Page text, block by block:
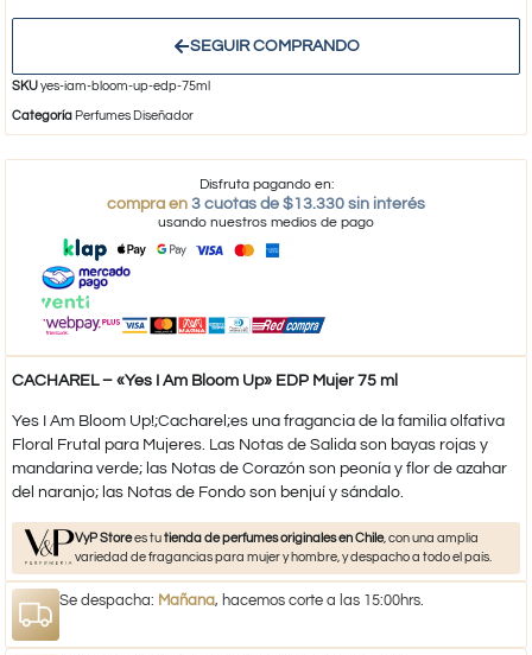
SEGUIR COMPRANDO
SKUyes-iam-bloom-up-edp-75ml
Categoría Perfumes Diseñador
Disfruta pagando en:
compra en 3 cuotas de $13.330 sin interés
usando nuestros medios de pago
CACHAREL – «Yes I Am Bloom Up» EDP Mujer 75 ml
Yes I Am Bloom Up!;Cacharel;es una fragancia de la familia olfativa
Floral Frutal para Mujeres. Las Notas de Salida son bayas rojas y
mandarina verde; las Notas de Corazón son peonía y flor de azahar
del naranjo; las Notas de Fondo son benjuí y sándalo.
VyP Storees tutienda de perfumes originales en Chile, con una amplia
variedad de fragancias para mujer y hombre, y despacho a todo el país.
Se despacha: Mañana, hacemos corte a las 15:00hrs.